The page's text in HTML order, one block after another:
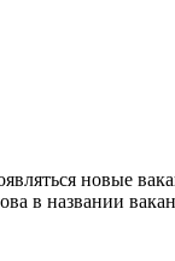
новые
в названии